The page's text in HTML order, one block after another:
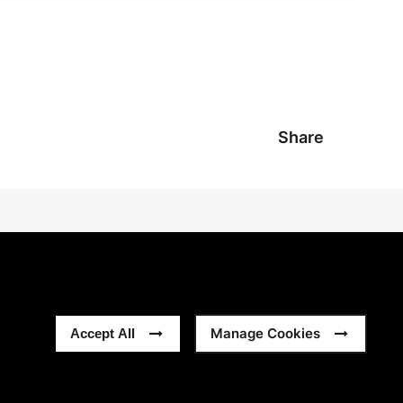
Accept All Manage Cookies
Share
Ochronie Prywatności Pełny Regulamin Sitemap